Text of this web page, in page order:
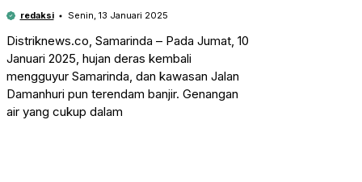
redaksi Senin, 13 Januari 2025
Distriknews.co, Samarinda – Pada Jumat, 10
Januari 2025, hujan deras kembali
mengguyur Samarinda, dan kawasan Jalan
Damanhuri pun terendam banjir. Genangan
air yang cukup dalam